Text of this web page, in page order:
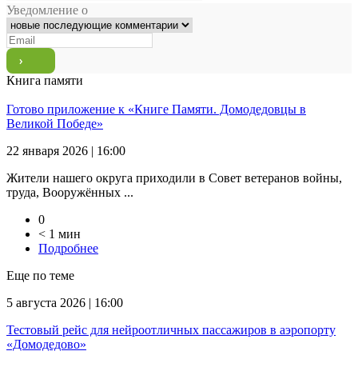
Уведомление о
Книга памяти
Готово приложение к «Книге Памяти. Домодедовцы в
Великой Победе»
22 января 2026 | 16:00
Жители нашего округа приходили в Совет ветеранов войны,
труда, Вооружённых ...
0
< 1 мин
Подробнее
Еще по теме
5 августа 2026 | 16:00
Тестовый рейс для нейроотличных пассажиров в аэропорту
«Домодедово»